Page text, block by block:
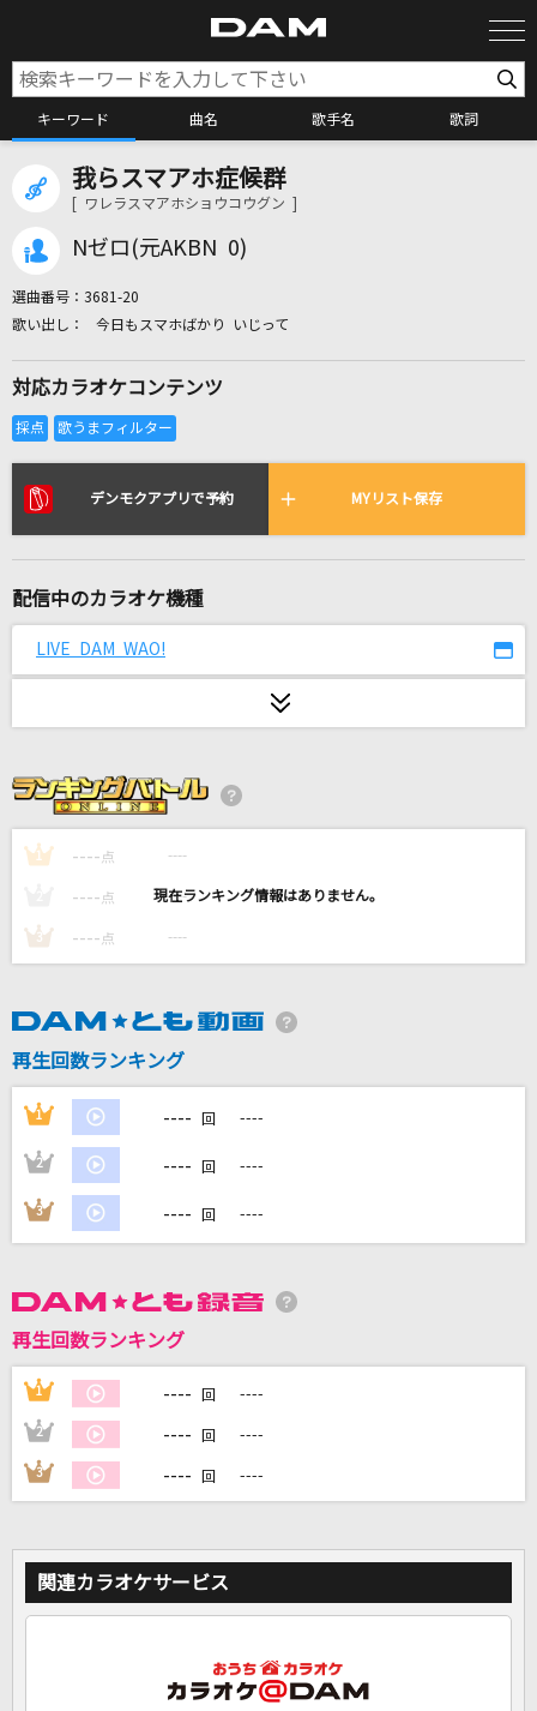
キーワード 曲名 歌手名 歌詞
カラオケ検索
カラオケ店舗検索
リアルタイムで歌われている曲の一覧
海の声
[生音]優しい歌
翳りゆく部屋
エレファントカシマシ
いきものがかり
Ryosuke Yamada
今では…今なら…今も…-Mixture style-
B'z
探せ ダイヤモンドリリー
＝LOVE
Superfly
ロメオ
LIP×LIP(勇次郎・愛蔵/CV:内山昂輝・島崎信長)
DAMに会員登録・ログインして
カラオケをもっと楽しもう！
我らスマアホ症候群
[ ワレラスマアホショウコウグン ]
Nゼロ(元AKBN 0)
選曲番号： 3681-20
今日もスマホばかり いじって
対応カラオケコンテンツ
デンモクアプリで予約 MYリスト保存
配信中のカラオケ機種
LIVE DAM WAO!
1 ---- 点 ----
---- 点 ----
3 ---- 点 ----
再生回数ランキング
1 ---- 回 ----
2 ---- 回 ----
3 ---- 回 ----
再生回数ランキング
1 ---- 回 ----
2 ---- 回 ----
3 ---- 回 ----
関連カラオケサービス